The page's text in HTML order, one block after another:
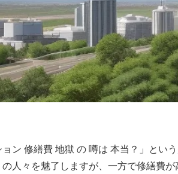
ョン 修繕費 地獄 の 噂は 本当？」と
人々を魅了しますが、一方で修繕費